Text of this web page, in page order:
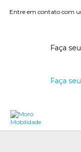
Entre em contato com
Faça
Faça